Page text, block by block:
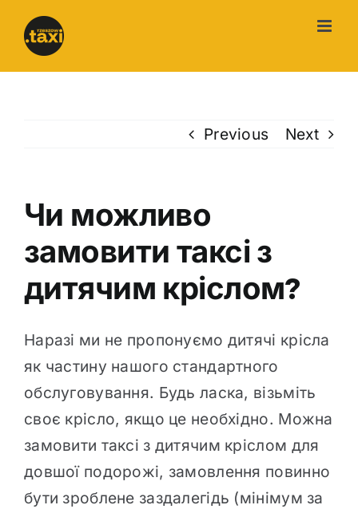
Previous Next
Чи можливо
замовити таксі з
дитячим кріслом?
Наразі ми не пропонуємо дитячі крісла
як частину нашого стандартного
обслуговування. Будь ласка, візьміть
своє крісло, якщо це необхідно. Можна
замовити таксі з дитячим кріслом для
довшої подорожі, замовлення повинно
бути зроблене заздалегідь (мінімум за